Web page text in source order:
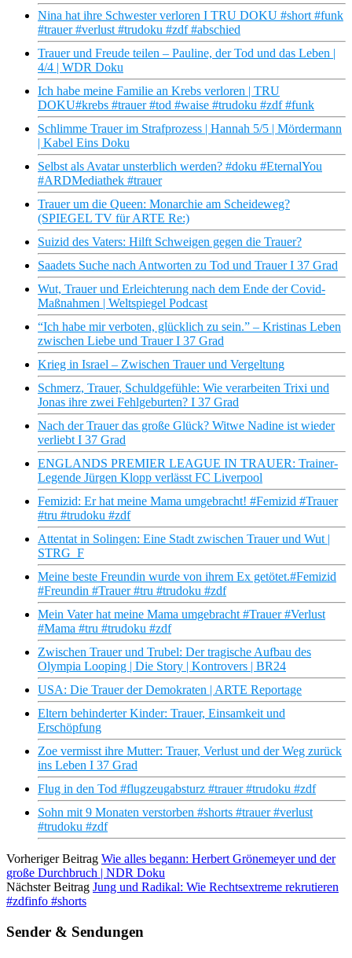
Nina hat ihre Schwester verloren I TRU DOKU #short #funk
#trauer #verlust #trudoku #zdf #abschied
Trauer und Freude teilen – Pauline, der Tod und das Leben |
4/4 | WDR Doku
Ich habe meine Familie an Krebs verloren | TRU
DOKU#krebs #trauer #tod #waise #trudoku #zdf #funk
Schlimme Trauer im Strafprozess | Hannah 5/5 | Mördermann
| Kabel Eins Doku
Selbst als Avatar unsterblich werden? #doku #EternalYou
#ARDMediathek #trauer
Trauer um die Queen: Monarchie am Scheideweg?
(SPIEGEL TV für ARTE Re:)
Suizid des Vaters: Hilft Schweigen gegen die Trauer?
Saadets Suche nach Antworten zu Tod und Trauer I 37 Grad
Wut, Trauer und Erleichterung nach dem Ende der Covid-
Maßnahmen | Weltspiegel Podcast
“Ich habe mir verboten, glücklich zu sein.” – Kristinas Leben
zwischen Liebe und Trauer I 37 Grad
Krieg in Israel – Zwischen Trauer und Vergeltung
Schmerz, Trauer, Schuldgefühle: Wie verarbeiten Trixi und
Jonas ihre zwei Fehlgeburten? I 37 Grad
Nach der Trauer das große Glück? Witwe Nadine ist wieder
verliebt I 37 Grad
ENGLANDS PREMIER LEAGUE IN TRAUER: Trainer-
Legende Jürgen Klopp verlässt FC Liverpool
Femizid: Er hat meine Mama umgebracht! #Femizid #Trauer
#tru #trudoku #zdf
Attentat in Solingen: Eine Stadt zwischen Trauer und Wut |
STRG_F
Meine beste Freundin wurde von ihrem Ex getötet.#Femizid
#Freundin #Trauer #tru #trudoku #zdf
Mein Vater hat meine Mama umgebracht #Trauer #Verlust
#Mama #tru #trudoku #zdf
Zwischen Trauer und Trubel: Der tragische Aufbau des
Olympia Looping | Die Story | Kontrovers | BR24
USA: Die Trauer der Demokraten | ARTE Reportage
Eltern behinderter Kinder: Trauer, Einsamkeit und
Erschöpfung
Zoe vermisst ihre Mutter: Trauer, Verlust und der Weg zurück
ins Leben I 37 Grad
Flug in den Tod #flugzeugabsturz #trauer #trudoku #zdf
Sohn mit 9 Monaten verstorben #shorts #trauer #verlust
#trudoku #zdf
Vorheriger Beitrag Wie alles begann: Herbert Grönemeyer und der
große Durchbruch | NDR Doku
Nächster Beitrag Jung und Radikal: Wie Rechtsextreme rekrutieren
#zdfinfo #shorts
Sender & Sendungen